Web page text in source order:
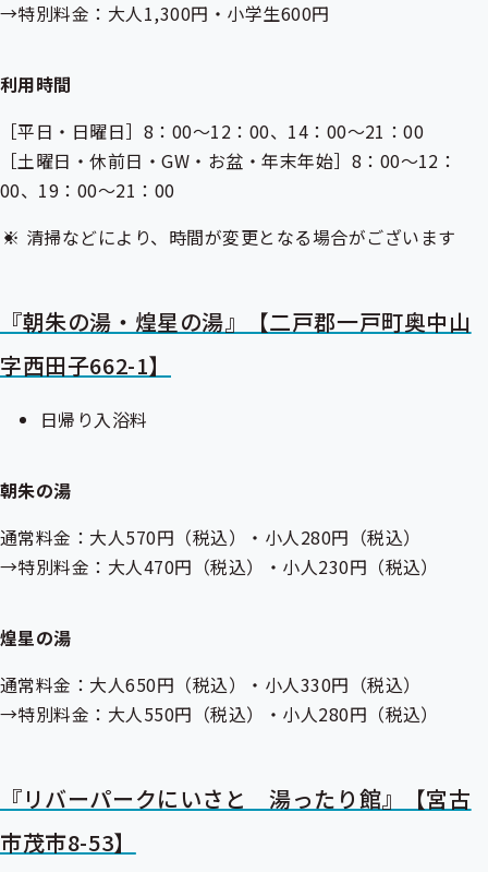
→特別料金：大人1,300円・小学生600円
利用時間
［平日・日曜日］8：00～12：00、14：00～21：00
［土曜日・休前日・GW・お盆・年末年始］8：00～12：
00、19：00～21：00
清掃などにより、時間が変更となる場合がございます
『朝朱の湯・煌星の湯』【二戸郡一戸町奥中山
字西田子662-1】
日帰り入浴料
朝朱の湯
通常料金：大人570円（税込）・小人280円（税込）
→特別料金：大人470円（税込）・小人230円（税込）
煌星の湯
通常料金：大人650円（税込）・小人330円（税込）
→特別料金：大人550円（税込）・小人280円（税込）
『リバーパークにいさと 湯ったり館』【宮古
市茂市8-53】